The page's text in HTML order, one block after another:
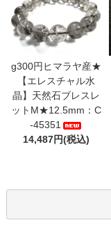
g300円ヒマラヤ産★
【エレスチャル水
晶】天然石ブレスレ
ットM★12.5mm：C
-45351
14,487円(税込)